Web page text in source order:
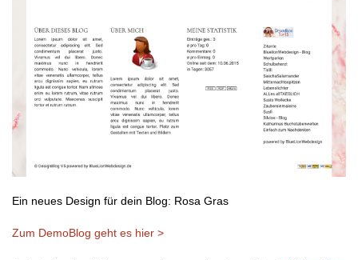
Ein neues Design für dein Blog: Rosa Gras
Zum DemoBlog geht es hier >